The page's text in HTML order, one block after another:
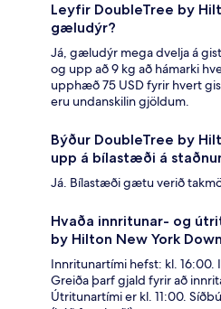
Leyfir DoubleTree by
gæludýr?
Já, gæludýr mega dvelja á
og upp að 9 kg að hámarki
upphæð 75 USD fyrir hvert
eru undanskilin gjöldum.
Býður DoubleTree by
upp á bílastæði á
Já. Bílastæði gætu verið
Hvaða innritunar- og
by Hilton New York
Innritunartími hefst: kl.
Greiða þarf gjald fyrir að
Útritunartími er kl. 11:00.